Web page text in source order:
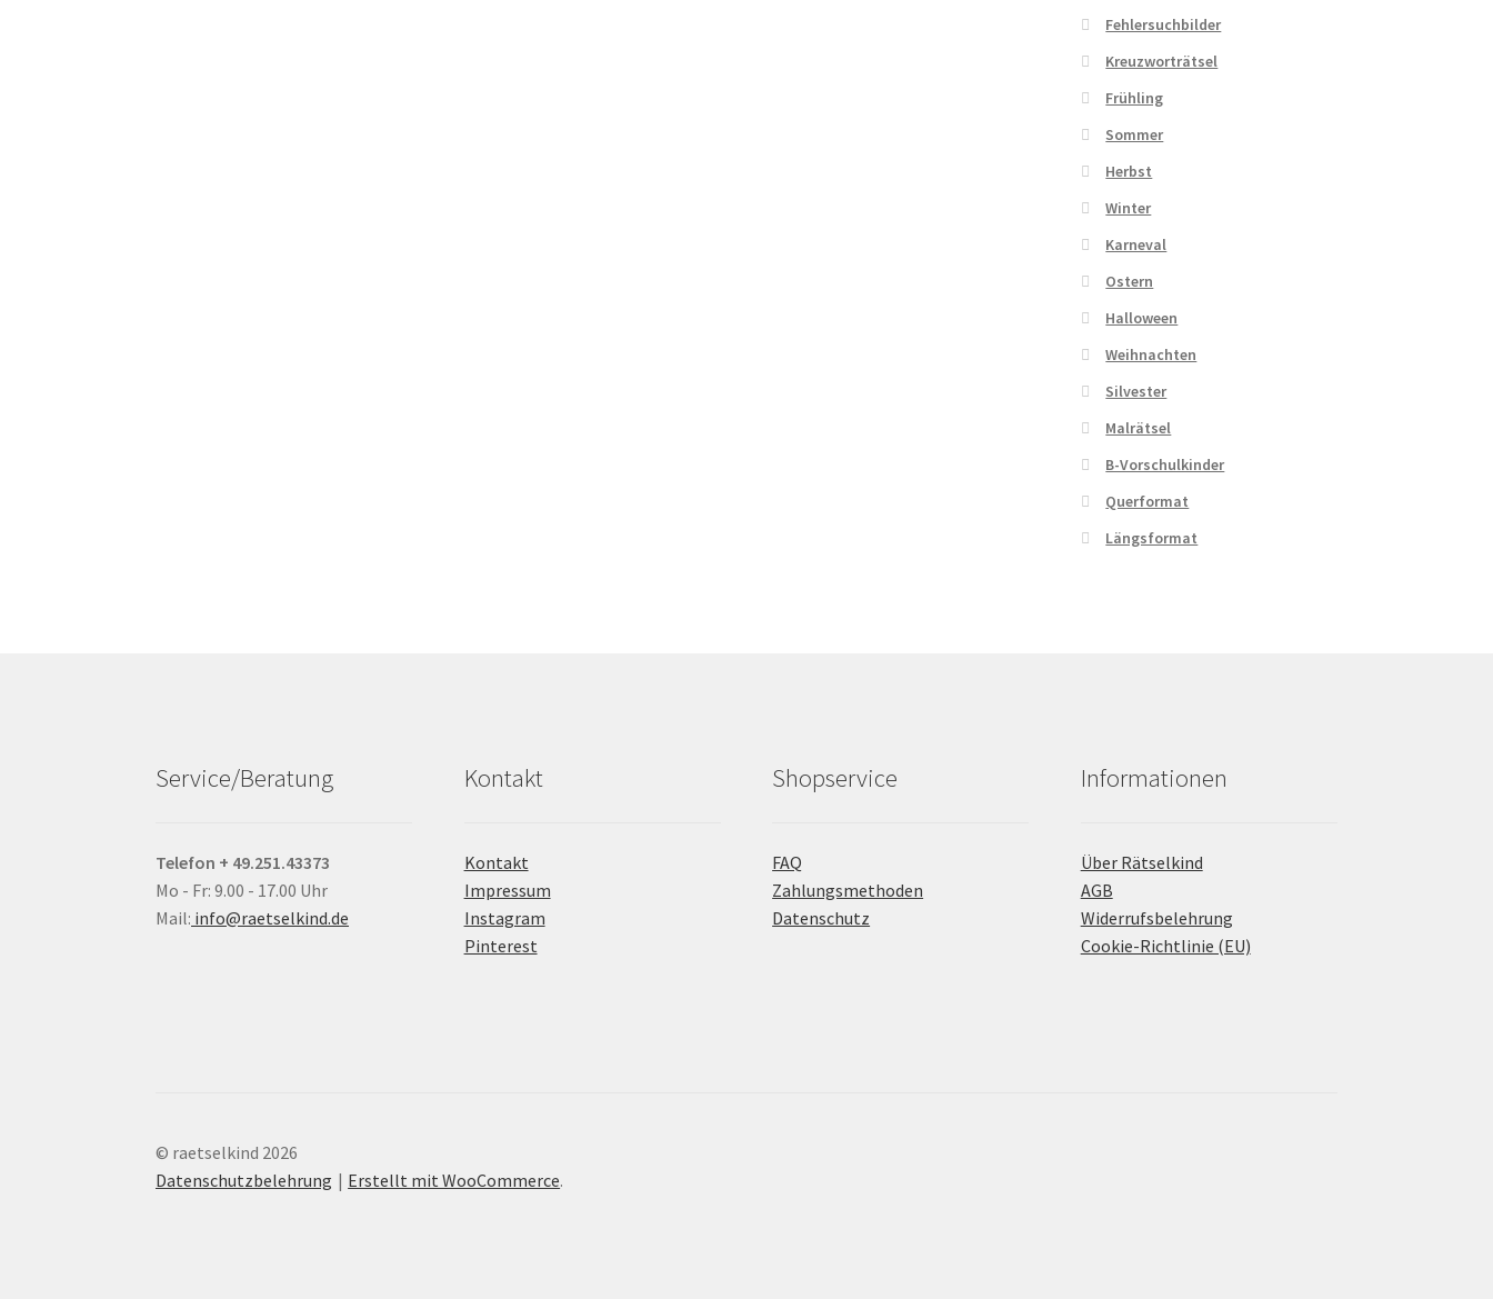
Fehlersuchbilder
Kreuzworträtsel
Frühling
Sommer
Herbst
Winter
Karneval
Ostern
Halloween
Weihnachten
Silvester
Malrätsel
B-Vorschulkinder
Querformat
Längsformat
Service/Beratung
Telefon + 49.251.43373
Mo - Fr: 9.00 - 17.00 Uhr
Mail: info@raetselkind.de
Kontakt
Kontakt
Impressum
Instagram
Pinterest
Shopservice
FAQ
Zahlungsmethoden
Datenschutz
Informationen
Über Rätselkind
AGB
Widerrufsbelehrung
Cookie-Richtlinie (EU)
© raetselkind 2026
Datenschutzbelehrung
Erstellt mit WooCommerce.